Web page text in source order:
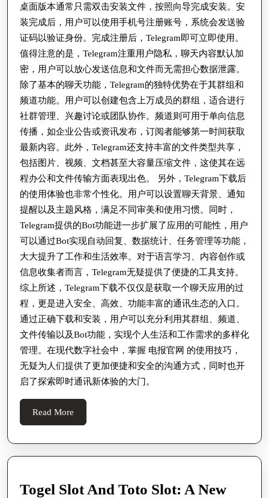
代
通
讯
中
独
特
优
势
与
使
用
技
巧
的
完
整
指
南
桌面版本通常只需双击安装文件，按照向导完成安装。安
装完成后，用户可以使用手机号注册账号，系统会发送验
证码以验证身份。完成注册后，Telegram即可立即使用。
值得注意的是，Telegram注重用户隐私，聊天内容默认加
密，用户可以放心发送信息和文件而无需担心数据泄露。
除了基本的聊天功能，Telegram的独特优势在于其群组和
频道功能。用户可以创建包含上万成员的群组，适合进行
社群管理、兴趣讨论或团队协作。频道则可用于单向信息
传播，如企业公告或资讯发布，订阅者能够第一时间获取
最新内容。此外，Telegram还支持丰富的文件类型共享，
包括图片、视频、文档甚至大容量压缩文件，这使其在远
程办公和文件传输方面表现出色。 另外，Telegram下载后
的使用体验也非常个性化。用户可以设置聊天背景、通知
提醒以及主题风格，满足不同审美和使用习惯。同时，
Telegram提供的Bot功能进一步扩展了应用的可能性，用户
可以通过Bot实现自动回复、数据统计、任务管理等功能，
大大提升了工作和生活效率。对于语言学习、内容创作或
信息收集者而言，Telegram无疑提供了便捷的工具支持。
综上所述，Telegram下载不仅仅是获取一个聊天应用的过
程，更是进入安全、高效、功能丰富的通讯生态的入口。
通过正确下载和安装，用户可以充分利用其群组、频道、
文件传输以及Bot功能，实现个人生活和工作需求的多样化
管理。在现代数字社会中，掌握 电报官网 的使用技巧，
无疑为人们提供了更加便捷和安全的沟通方式，同时也开
启了探索即时通讯新体验的大门。
Read More
More
Togel Slot And Toto Slot: A New